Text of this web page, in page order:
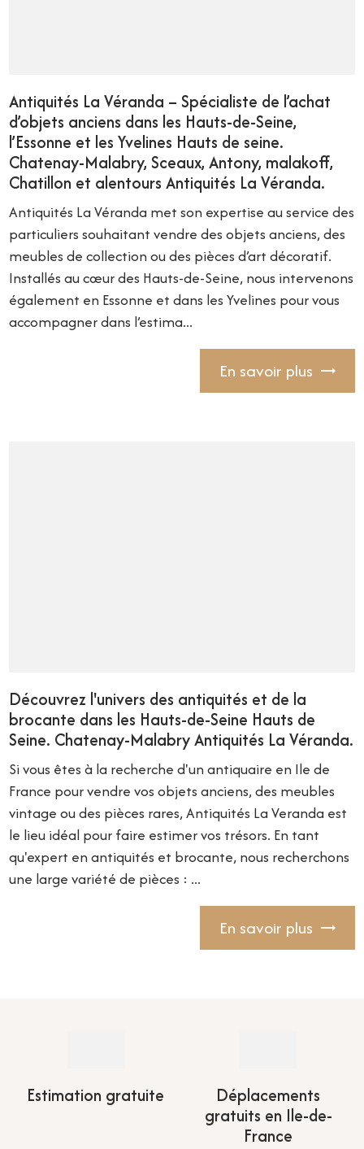
Antiquités La Véranda – Spécialiste de l’achat
d’objets anciens dans les Hauts-de-Seine,
l’Essonne et les Yvelines Hauts de seine.
Chatenay-Malabry, Sceaux, Antony, malakoff,
Chatillon et alentours Antiquités La Véranda.
Antiquités La Véranda met son expertise au service des
particuliers souhaitant vendre des objets anciens, des
meubles de collection ou des pièces d’art décoratif.
Installés au cœur des Hauts-de-Seine, nous intervenons
également en Essonne et dans les Yvelines pour vous
accompagner dans l’estima...
En savoir plus
Découvrez l'univers des antiquités et de la
brocante dans les Hauts-de-Seine Hauts de
Seine. Chatenay-Malabry Antiquités La Véranda.
Si vous êtes à la recherche d'un antiquaire en Ile de
France pour vendre vos objets anciens, des meubles
vintage ou des pièces rares, Antiquités La Veranda est
le lieu idéal pour faire estimer vos trésors. En tant
qu'expert en antiquités et brocante, nous recherchons
une large variété de pièces : ...
En savoir plus
Estimation gratuite
Déplacements
gratuits en Ile-de-
France